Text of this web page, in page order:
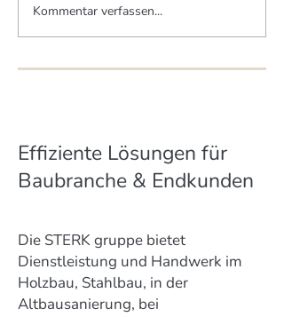
Zwei Brüder - zwei MHM-
Häuser
Kommentar verfassen...
Effiziente Lösungen für
Baubranche & Endkunden
Die STERK gruppe bietet
Dienstleistung und Handwerk im
Holzbau, Stahlbau, in der
Altbausanierung, bei